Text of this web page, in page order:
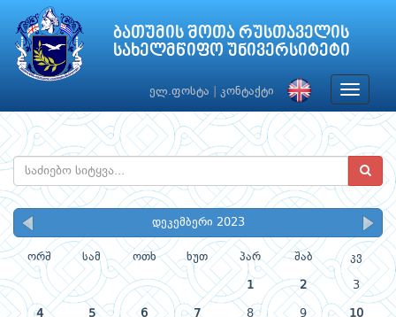
ბათუმის შოთა რუსთაველის
სახელმწიფო უნივერსიტეტი
ელ.ფოსტა კონტაქტი
Toggle
დეკემბერი 2023
ორშ სამ ოთხ ხუთ პარ შაბ კვ
1 2 3
4 5 6 7 8 9 10